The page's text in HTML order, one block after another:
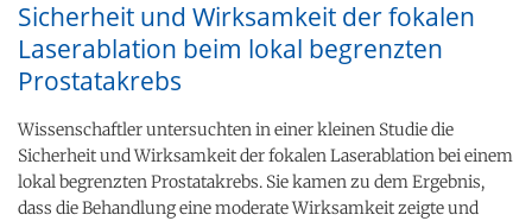
Sicherheit und Wirksamkeit der fokalen
Laserablation beim lokal begrenzten
Prostatakrebs
Wissenschaftler untersuchten in einer kleinen Studie die
Sicherheit und Wirksamkeit der fokalen Laserablation bei einem
lokal begrenzten Prostatakrebs. Sie kamen zu dem Ergebnis,
dass die Behandlung eine moderate Wirksamkeit zeigte und